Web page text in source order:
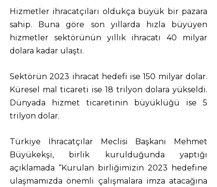
Hizmetler ihracatçıları oldukça büyük bir pazara
sahip. Buna göre son yıllarda hızla büyüyen
hizmetler sektörünün yıllık ihracatı 40 milyar
dolara kadar ulaştı.
Sektörün 2023 ihracat hedefi ise 150 milyar dolar.
Küresel mal ticareti ise 18 trilyon dolara yükseldi.
Dünyada hizmet ticaretinin büyüklüğü ise 5
trilyon dolar.
Türkiye İhracatçılar Meclisi Başkanı Mehmet
Büyükekşi, birlik kurulduğunda yaptığı
açıklamada “Kurulan birliğimizin 2023 hedefine
ulaşmamızda önemli çalışmalara imza atacağına